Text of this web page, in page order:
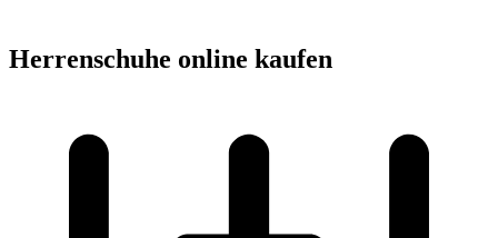
Herrenschuhe online kaufen